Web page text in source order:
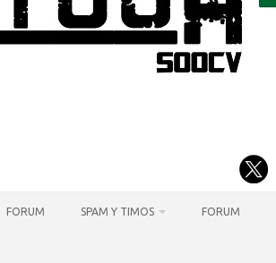
FORUM SPAM Y TIMOS FORUM